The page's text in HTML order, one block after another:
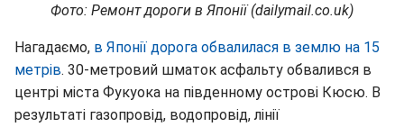
Фото: Ремонт дороги в Японії (dailymail.co.uk)
Нагадаємо, в Японії дорога обвалилася в землю на 15
метрів. 30-метровий шматок асфальту обвалився в
центрі міста Фукуока на південному острові Кюсю. В
результаті газопровід, водопровід, лінії